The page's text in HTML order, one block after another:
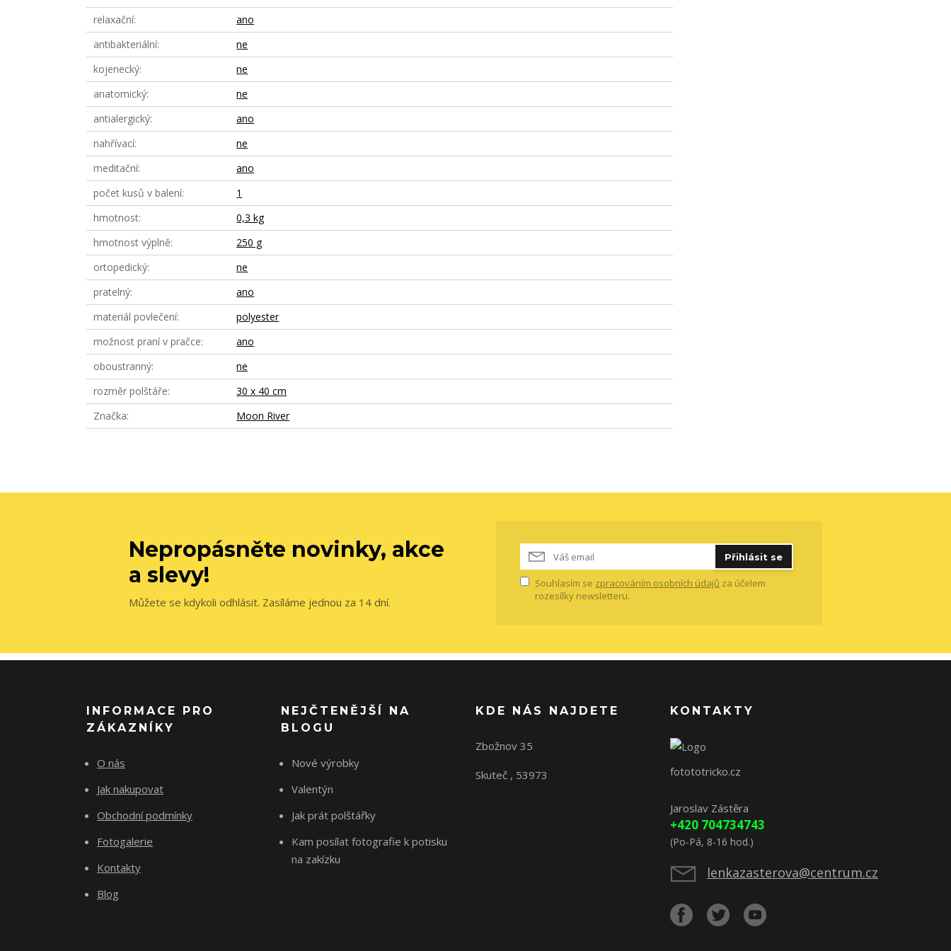
relaxační
ano
antibakteriální
ne
kojenecký
ne
anatomický
ne
antialergický
ano
nahřívací
ne
meditační
ano
počet kusů v balení
1
hmotnost
0,3 kg
hmotnost výplně
250 g
ortopedický
ne
pratelný
ano
materiál povlečení
polyester
možnost praní v pračce
ano
oboustranný
ne
rozměr polštáře
30 x 40 cm
Značka
Moon River
Nepropásněte novinky, akce
a slevy!
Můžete se kdykoli odhlásit. Zasíláme jednou za 14 dní.
Přihlásit se
Souhlasím se zpracováním osobních údajů za účelem
rozesílky newsletteru.
INFORMACE PRO
ZÁKAZNÍKY
O nás
Jak nakupovat
Obchodní podmínky
Fotogalerie
Kontakty
Blog
NEJČTENĚJŠÍ NA
BLOGU
Nové výrobky
Valentýn
Jak prát polštářky
Kam posílat fotografie k potisku
na zakízku
KDE NÁS NAJDETE
Zbožnov 35
Skuteč , 53973
KONTAKTY
fotototricko.cz
Jaroslav Zástěra
+420 704734743
(Po-Pá, 8-16 hod.)
lenkazasterova@centrum.cz